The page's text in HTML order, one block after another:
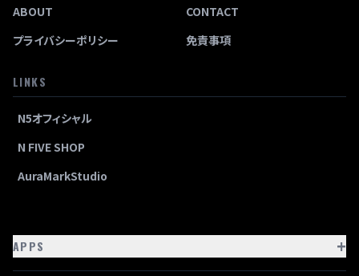
ABOUT
CONTACT
プライバシーポリシー
免責事項
LINKS
N5オフィシャル
N FIVE SHOP
AuraMarkStudio
APPS +